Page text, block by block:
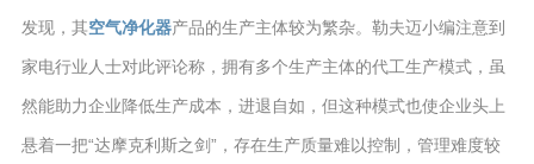
发现，其空气净化器产品的生产主体较为繁杂。勒夫迈小编注意到
家电行业人士对此评论称，拥有多个生产主体的代工生产模式，虽
然能助力企业降低生产成本，进退自如，但这种模式也使企业头上
悬着一把“达摩克利斯之剑”，存在生产质量难以控制，管理难度较